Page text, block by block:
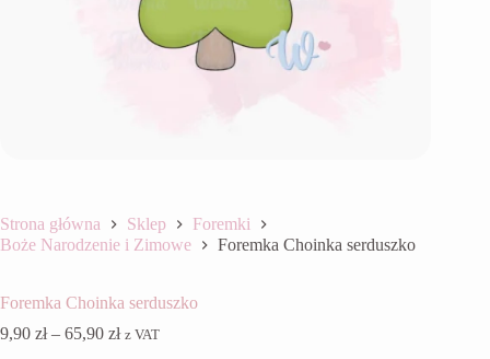
Strona główna Sklep
Foremki
Boże Narodzenie i Zimowe
Foremka Choinka serduszko
Foremka Choinka serduszko
9,90 zł – 65,90 złZakres
z VAT